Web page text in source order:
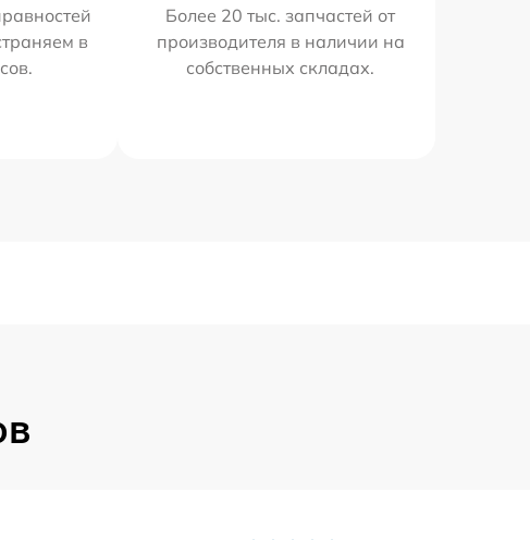
в
Более 20 тыс. запчастей от
производителя в наличии на
собственных складах.